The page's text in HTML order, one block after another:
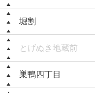
堀割
とげぬき地蔵前
巣鴨四丁目